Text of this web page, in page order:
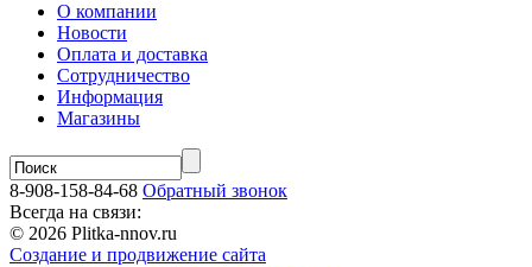
О компании
Новости
Оплата и доставка
Сотрудничество
Информация
Магазины
8-908-158-84-68 Обратный звонок
Всегда на связи:
© 2026 Plitka-nnov.ru
Создание и продвижение сайта